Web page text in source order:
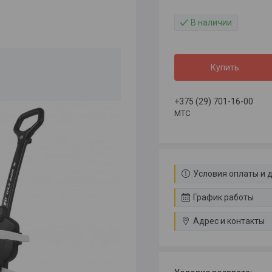
В наличии
Купить
+375 (29) 701-16-00
МТС
Условия оплаты и
График работы
Адрес и контакты